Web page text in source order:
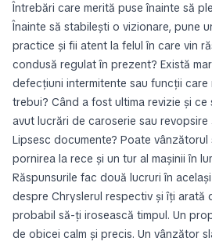
Întrebări care merită puse înainte să
Înainte să stabilești o vizionare, pune
practice și fii atent la felul în care vin
condusă regulat în prezent? Există
defecțiuni intermitente sau funcții care
trebui? Când a fost ultima revizie și
avut lucrări de caroserie sau
Lipsesc documente? Poate
pornirea la rece și un tur al mașinii în
Răspunsurile fac două lucruri în
despre Chryslerul respectiv și îți arată
probabil să-ți irosească timpul. Un
de obicei calm și precis. Un vânzător